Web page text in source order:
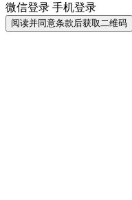
微信登录 手机登录
阅读并同意条款后获取二维码